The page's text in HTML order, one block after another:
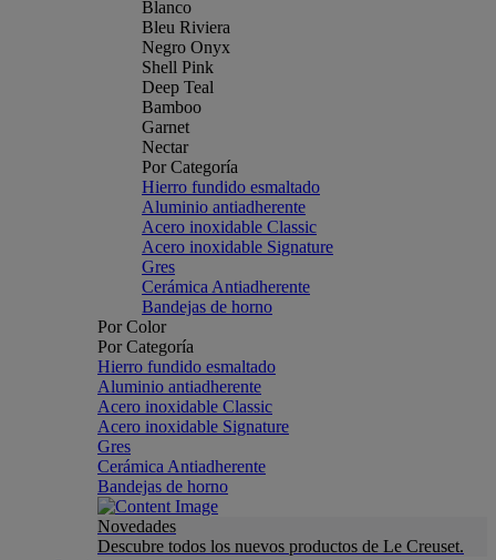
Blanco
Bleu Riviera
Negro Onyx
Shell Pink
Deep Teal
Bamboo
Garnet
Nectar
Por Categoría
Hierro fundido esmaltado
Aluminio antiadherente
Acero inoxidable Classic
Acero inoxidable Signature
Gres
Cerámica Antiadherente
Bandejas de horno
Por Color
Por Categoría
Hierro fundido esmaltado
Aluminio antiadherente
Acero inoxidable Classic
Acero inoxidable Signature
Gres
Cerámica Antiadherente
Bandejas de horno
Novedades
Descubre todos los nuevos productos de Le Creuset.